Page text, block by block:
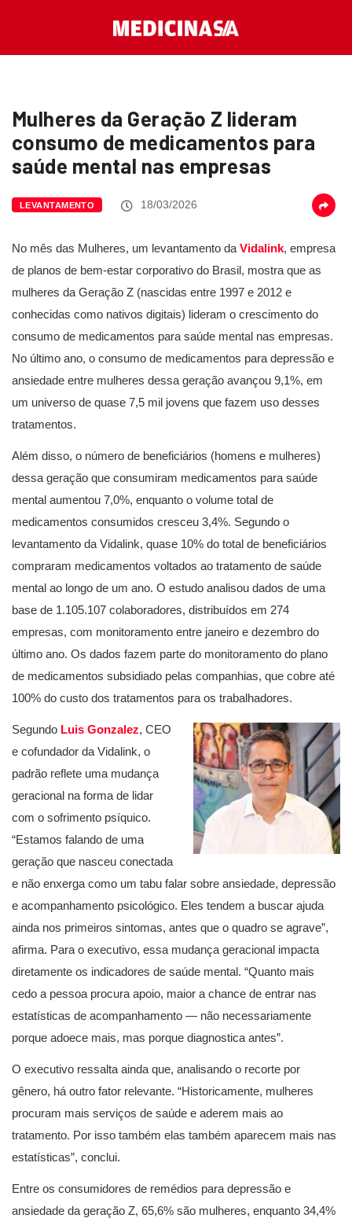
Mulheres da Geração Z lideram
consumo de medicamentos para
saúde mental nas empresas
LEVANTAMENTO 18/03/2026
No mês das Mulheres, um levantamento da Vidalink, empresa
de planos de bem-estar corporativo do Brasil, mostra que as
mulheres da Geração Z (nascidas entre 1997 e 2012 e
conhecidas como nativos digitais) lideram o crescimento do
consumo de medicamentos para saúde mental nas empresas.
No último ano, o consumo de medicamentos para depressão e
ansiedade entre mulheres dessa geração avançou 9,1%, em
um universo de quase 7,5 mil jovens que fazem uso desses
tratamentos.
Além disso, o número de beneficiários (homens e mulheres)
dessa geração que consumiram medicamentos para saúde
mental aumentou 7,0%, enquanto o volume total de
medicamentos consumidos cresceu 3,4%. Segundo o
levantamento da Vidalink, quase 10% do total de beneficiários
compraram medicamentos voltados ao tratamento de saúde
mental ao longo de um ano. O estudo analisou dados de uma
base de 1.105.107 colaboradores, distribuídos em 274
empresas, com monitoramento entre janeiro e dezembro do
último ano. Os dados fazem parte do monitoramento do plano
de medicamentos subsidiado pelas companhias, que cobre até
100% do custo dos tratamentos para os trabalhadores.
Segundo Luis Gonzalez, CEO
e cofundador da Vidalink, o
padrão reflete uma mudança
geracional na forma de lidar
com o sofrimento psíquico.
“Estamos falando de uma
geração que nasceu conectada
e não enxerga como um tabu falar sobre ansiedade, depressão
e acompanhamento psicológico. Eles tendem a buscar ajuda
ainda nos primeiros sintomas, antes que o quadro se agrave”,
afirma. Para o executivo, essa mudança geracional impacta
diretamente os indicadores de saúde mental. “Quanto mais
cedo a pessoa procura apoio, maior a chance de entrar nas
estatísticas de acompanhamento — não necessariamente
porque adoece mais, mas porque diagnostica antes”.
O executivo ressalta ainda que, analisando o recorte por
gênero, há outro fator relevante. “Historicamente, mulheres
procuram mais serviços de saúde e aderem mais ao
tratamento. Por isso também elas também aparecem mais nas
estatísticas”, conclui.
Entre os consumidores de remédios para depressão e
ansiedade da geração Z, 65,6% são mulheres, enquanto 34,4%